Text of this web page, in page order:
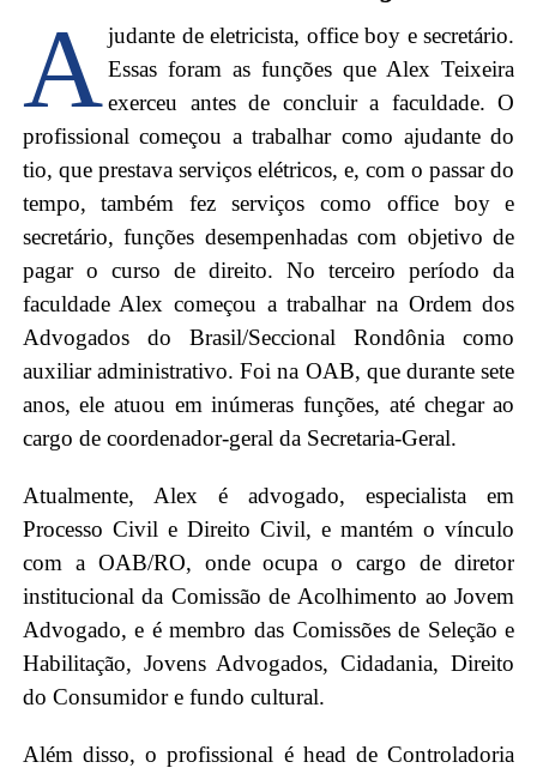
A judante de eletricista, office boy e secretário.
Essas foram as funções que Alex Teixeira
exerceu antes de concluir a faculdade. O
profissional começou a trabalhar como ajudante do
tio, que prestava serviços elétricos, e, com o passar do
tempo, também fez serviços como office boy e
secretário, funções desempenhadas com objetivo de
pagar o curso de direito. No terceiro período da
faculdade Alex começou a trabalhar na Ordem dos
Advogados do Brasil/Seccional Rondônia como
auxiliar administrativo. Foi na OAB, que durante sete
anos, ele atuou em inúmeras funções, até chegar ao
cargo de coordenador-geral da Secretaria-Geral.
Atualmente, Alex é advogado, especialista em
Processo Civil e Direito Civil, e mantém o vínculo
com a OAB/RO, onde ocupa o cargo de diretor
institucional da Comissão de Acolhimento ao Jovem
Advogado, e é membro das Comissões de Seleção e
Habilitação, Jovens Advogados, Cidadania, Direito
do Consumidor e fundo cultural.
Além disso, o profissional é head de Controladoria